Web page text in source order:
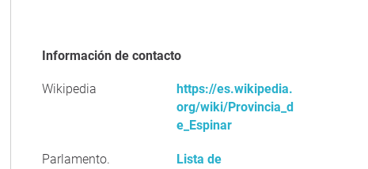
Información de contacto
Wikipedia
https://es.wikipedia.
org/wiki/Provincia_d
e_Espinar
Parlamento.
Lista de